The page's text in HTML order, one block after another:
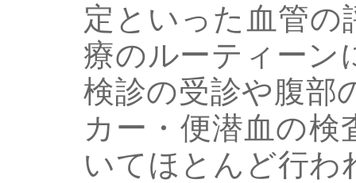
定といった血管の
療のルーティーン
検診の受診や腹部
カー・便潜血の検
いてほとんど行わ